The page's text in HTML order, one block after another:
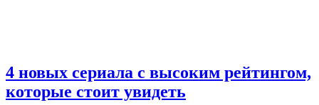
4 новых сериала с высоким рейтингом,
которые стоит увидеть